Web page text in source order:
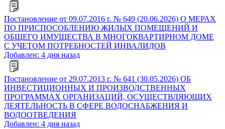
Постановление от 09.07.2016 г. № 649 (20.06.2026) О МЕРАХ
ПО ПРИСПОСОБЛЕНИЮ ЖИЛЫХ ПОМЕЩЕНИЙ И
ОБЩЕГО ИМУЩЕСТВА В МНОГОКВАРТИРНОМ ДОМЕ
С УЧЕТОМ ПОТРЕБНОСТЕЙ ИНВАЛИДОВ
Добавлен: 4 дня назад
Постановление от 29.07.2013 г. № 641 (30.05.2026) ОБ
ИНВЕСТИЦИОННЫХ И ПРОИЗВОДСТВЕННЫХ
ПРОГРАММАХ ОРГАНИЗАЦИЙ, ОСУЩЕСТВЛЯЮЩИХ
ДЕЯТЕЛЬНОСТЬ В СФЕРЕ ВОДОСНАБЖЕНИЯ И
ВОДООТВЕДЕНИЯ
Добавлен: 4 дня назад